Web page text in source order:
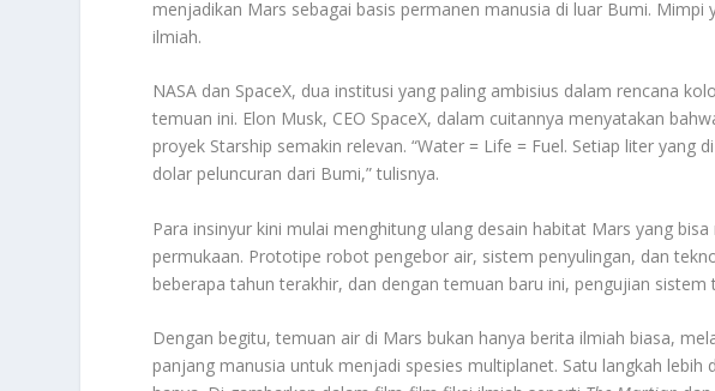
menjadikan Mars sebagai basis permanen manusia di luar Bumi.
ilmiah.
NASA dan SpaceX, dua institusi yang paling ambisius dalam rencana
temuan ini. Elon Musk, CEO SpaceX, dalam cuitannya menyatakan
proyek Starship semakin relevan. “Water = Life = Fuel. Setiap liter yang
dolar peluncuran dari Bumi,” tulisnya.
Para insinyur kini mulai menghitung ulang desain habitat Mars yang
permukaan. Prototipe robot pengebor air, sistem penyulingan, dan
beberapa tahun terakhir, dan dengan temuan baru ini, pengujian
Dengan begitu, temuan air di Mars bukan hanya berita ilmiah biasa,
panjang manusia untuk menjadi spesies multiplanet. Satu langkah